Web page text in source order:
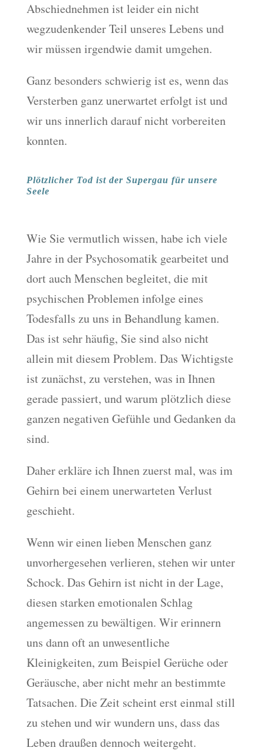
Abschiednehmen ist leider ein nicht
wegzudenkender Teil unseres Lebens und
wir müssen irgendwie damit umgehen.
Ganz besonders schwierig ist es, wenn das
Versterben ganz unerwartet erfolgt ist und
wir uns innerlich darauf nicht vorbereiten
konnten.
Plötzlicher Tod ist der Supergau für unsere
Seele
Wie Sie vermutlich wissen, habe ich viele
Jahre in der Psychosomatik gearbeitet und
dort auch Menschen begleitet, die mit
psychischen Problemen infolge eines
Todesfalls zu uns in Behandlung kamen.
Das ist sehr häufig, Sie sind also nicht
allein mit diesem Problem. Das Wichtigste
ist zunächst, zu verstehen, was in Ihnen
gerade passiert, und warum plötzlich diese
ganzen negativen Gefühle und Gedanken da
sind.
Daher erkläre ich Ihnen zuerst mal, was im
Gehirn bei einem unerwarteten Verlust
geschieht.
Wenn wir einen lieben Menschen ganz
unvorhergesehen verlieren, stehen wir unter
Schock. Das Gehirn ist nicht in der Lage,
diesen starken emotionalen Schlag
angemessen zu bewältigen. Wir erinnern
uns dann oft an unwesentliche
Kleinigkeiten, zum Beispiel Gerüche oder
Geräusche, aber nicht mehr an bestimmte
Tatsachen. Die Zeit scheint erst einmal still
zu stehen und wir wundern uns, dass das
Leben draußen dennoch weitergeht.